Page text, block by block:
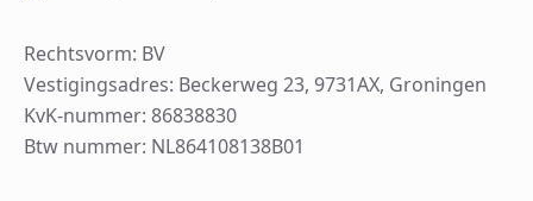
Rechtsvorm: BV
Vestigingsadres: Beckerweg 23, 9731AX, Groningen
KvK-nummer: 86838830
Btw nummer: NL864108138B01